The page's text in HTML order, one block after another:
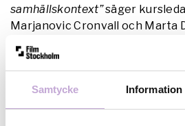
Samtycke Information
samhällskontext”säger
Marjanovic Cronvall och Marta
projektens behov och det är
Kursledarna kommer också att
egna filmer och
gärstföreläsare.Verksamheten